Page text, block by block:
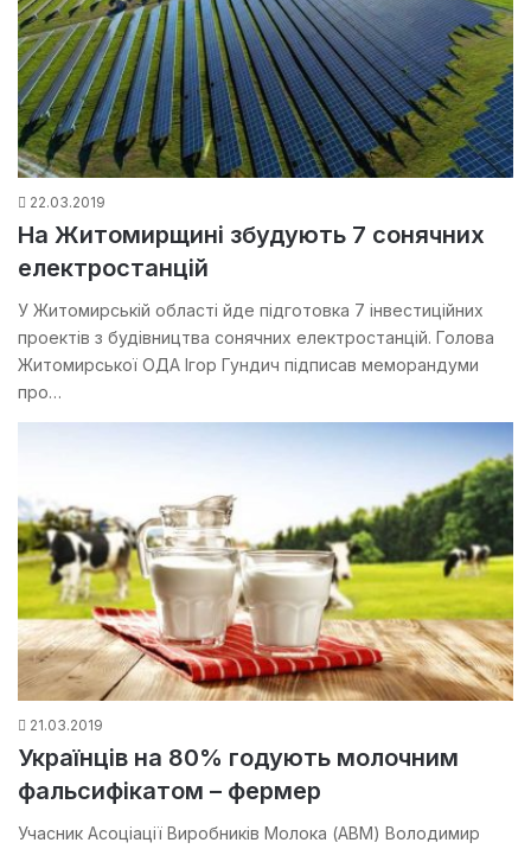
22.03.2019
На Житомирщині збудують 7 сонячних
електростанцій
У Житомирській області йде підготовка 7 інвестиційних
проектів з будівництва сонячних електростанцій. Голова
Житомирської ОДА Ігор Гундич підписав меморандуми
про…
21.03.2019
Українців на 80% годують молочним
фальсифікатом – фермер
Учасник Асоціації Виробників Молока (АВМ) Володимир